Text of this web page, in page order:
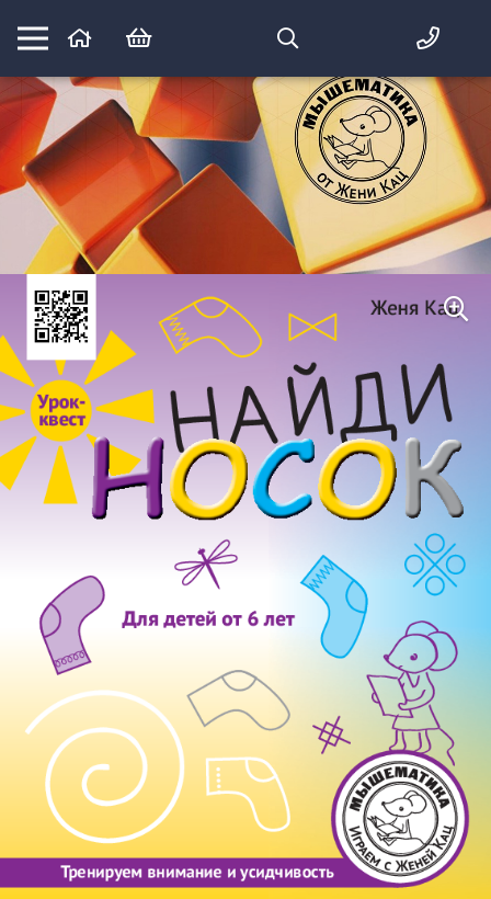
Математика вприпрыжку:
идеи и игры для детей и их родителей